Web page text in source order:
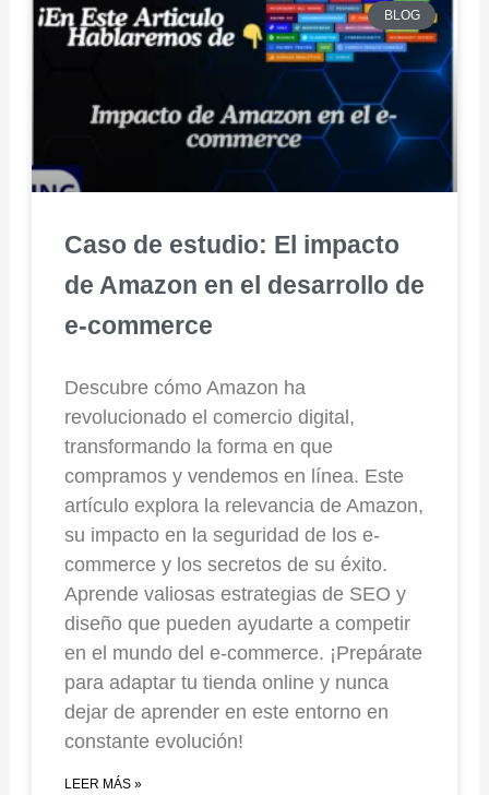
BLOG
Caso de estudio: El impacto
de Amazon en el desarrollo de
e-commerce
Descubre cómo Amazon ha
revolucionado el comercio digital,
transformando la forma en que
compramos y vendemos en línea. Este
artículo explora la relevancia de Amazon,
su impacto en la seguridad de los e-
commerce y los secretos de su éxito.
Aprende valiosas estrategias de SEO y
diseño que pueden ayudarte a competir
en el mundo del e-commerce. ¡Prepárate
para adaptar tu tienda online y nunca
dejar de aprender en este entorno en
constante evolución!
LEER MÁS »